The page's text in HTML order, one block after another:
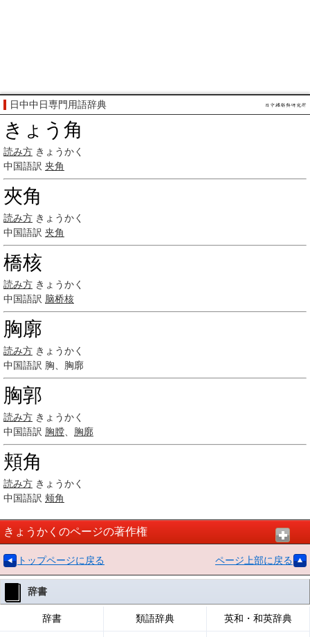
日中中日専門用語辞典
きょう角
読み方 きょうかく
中国語訳 夹角
夾角
読み方 きょうかく
中国語訳 夹角
橋核
読み方 きょうかく
中国語訳 脑桥核
胸廓
読み方 きょうかく
中国語訳 胸、胸廓
胸郭
読み方 きょうかく
中国語訳 胸膛 胸廓
頬角
読み方 きょうかく
中国語訳 颊角
きょうかくのページの著作権
トップページに戻る ページ上部に戻る
辞書
辞書 類語辞典 英和・和英辞典